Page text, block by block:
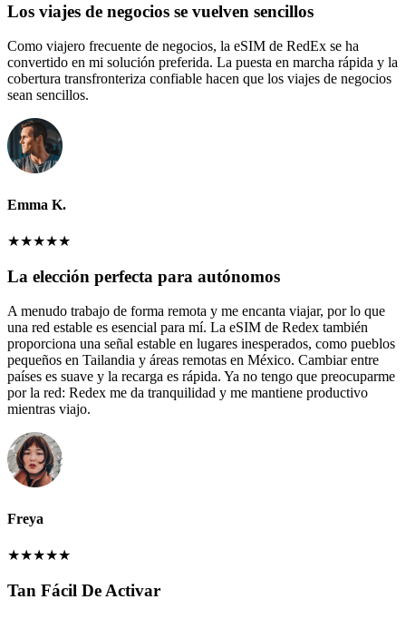
Los viajes de negocios se vuelven sencillos
Como viajero frecuente de negocios, la eSIM de RedEx se ha
convertido en mi solución preferida. La puesta en marcha rápida y la
cobertura transfronteriza confiable hacen que los viajes de negocios
sean sencillos.
Emma K.
★★★★★
La elección perfecta para autónomos
A menudo trabajo de forma remota y me encanta viajar, por lo que
una red estable es esencial para mí. La eSIM de Redex también
proporciona una señal estable en lugares inesperados, como pueblos
pequeños en Tailandia y áreas remotas en México. Cambiar entre
países es suave y la recarga es rápida. Ya no tengo que preocuparme
por la red: Redex me da tranquilidad y me mantiene productivo
mientras viajo.
Freya
★★★★★
Tan Fácil De Activar